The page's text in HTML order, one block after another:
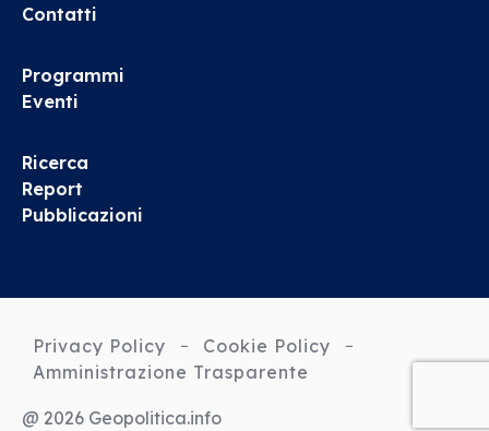
Contatti
Programmi
Eventi
Ricerca
Report
Pubblicazioni
Privacy Policy
Cookie Policy
Amministrazione Trasparente
@ 2026 Geopolitica.info